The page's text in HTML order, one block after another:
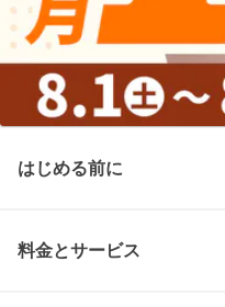
はじめる前に
料金とサービス